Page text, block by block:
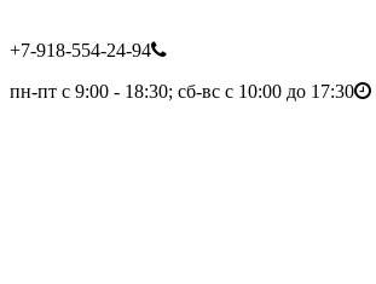
+7-918-554-24-94
пн-пт с 9:00 - 18:30; сб-вс с 10:00 до 17:30